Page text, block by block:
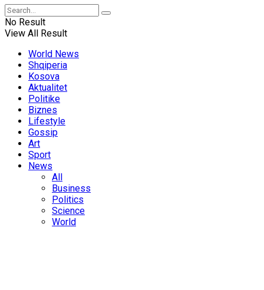
No Result
View All Result
World News
Shqiperia
Kosova
Aktualitet
Politike
Biznes
Lifestyle
Gossip
Art
Sport
News
All
Business
Politics
Science
World